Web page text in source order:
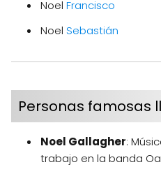
Noel Francisco
Noel Sebastián
Personas famosas
Noel Gallagher:
trabajo en la banda